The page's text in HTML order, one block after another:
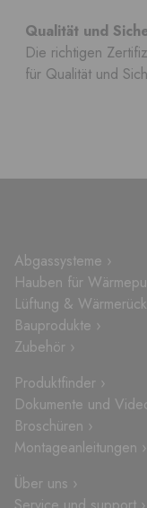
Qualität und
Die richtigen
für Qualität und
Abgassysteme ›
Hauben für
Lüftung &
Bauprodukte ›
Zubehör ›
Produktfinder ›
Dokumente und
Broschüren ›
Montageanleitungen ›
Über uns ›